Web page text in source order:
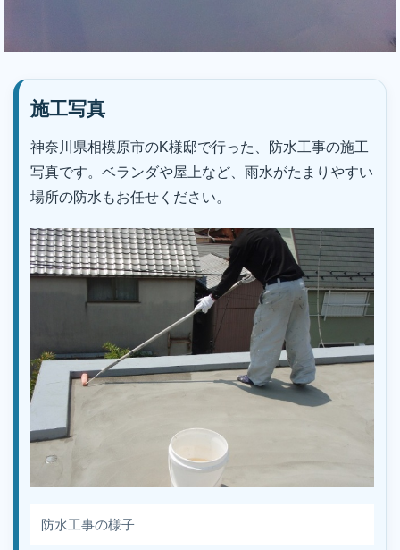
施工写真
神奈川県相模原市のK様邸で行った、防水工事の施工
写真です。ベランダや屋上など、雨水がたまりやすい
場所の防水もお任せください。
防水工事の様子
株式会社丸巧